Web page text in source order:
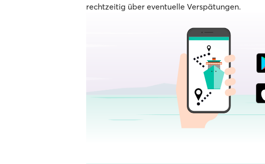
rechtzeitig über eventuelle Verspätungen.